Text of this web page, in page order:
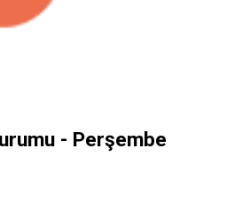
- Perşembe